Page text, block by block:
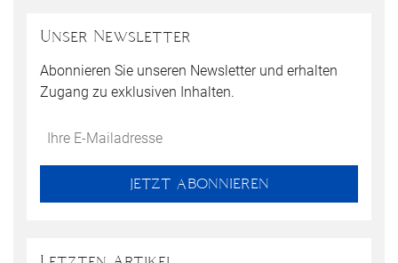
Unser Newsletter
Abonnieren Sie unseren Newsletter und erhalten
Zugang zu exklusiven Inhalten.
Do
*Ihre
JETZT ABONNIEREN